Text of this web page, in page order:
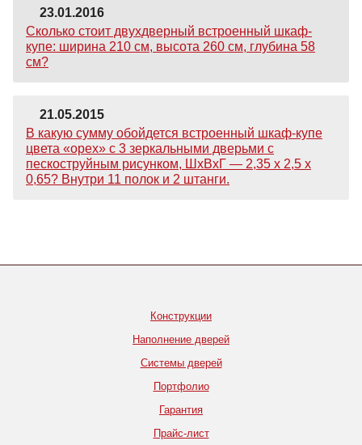
23.01.2016
Сколько стоит двухдверный встроенный шкаф-
купе: ширина 210 см, высота 260 см, глубина 58
см?
21.05.2015
В какую сумму обойдется встроенный шкаф-купе
цвета «орех» с 3 зеркальными дверьми с
пескоструйным рисунком, ШхВхГ — 2,35 х 2,5 х
0,65? Внутри 11 полок и 2 штанги.
Конструкции
Наполнение дверей
Системы дверей
Портфолио
Гарантия
Прайс-лист